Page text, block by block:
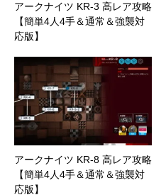
アークナイツ KR-3 高レア攻略
【簡単4人4手＆通常＆強襲対
応版】
アークナイツ KR-8 高レア攻略
【簡単4人4手＆通常＆強襲対
応版】